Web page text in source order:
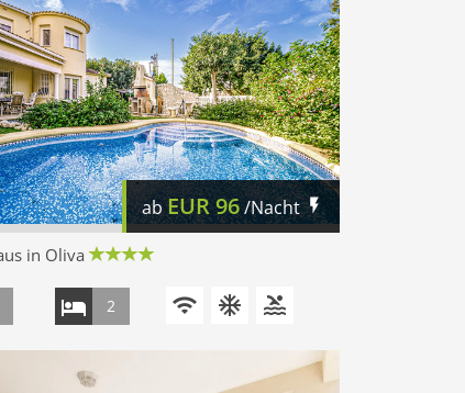
abEUR96/Nacht
in Oliva
2